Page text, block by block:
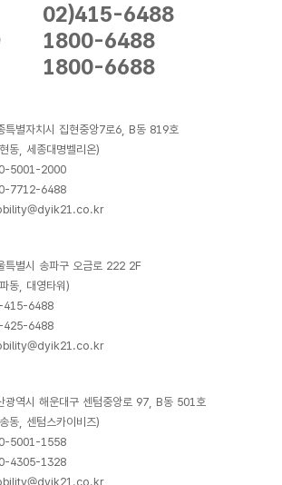
02)415-6488
1800-6488
1800-6688
특별자치시 집현중앙7로6, B동 819호
동, 세종대명벨리온)
5001-2000
7712-6488
특별시 송파구 오금로 222 2F
동, 대영타워)
415-6488
425-6488
광역시 해운대구 센텀중앙로 97, B동 501호
동, 센텀스카이비즈)
5001-1558
4305-1328